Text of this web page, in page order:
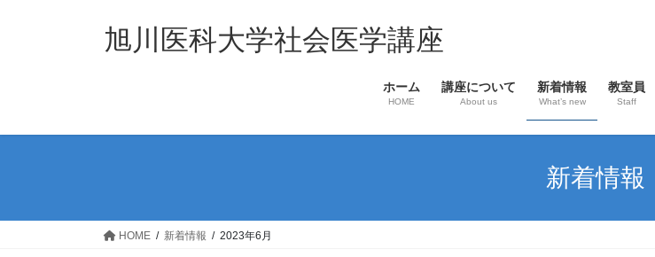
ス
ン
旭川医科大学社会医学講座
ホーム
HOME
講座について
About us
新着情報
What’s new
教室員
Staff
新着情報
HOME 新着情報 2023年6月